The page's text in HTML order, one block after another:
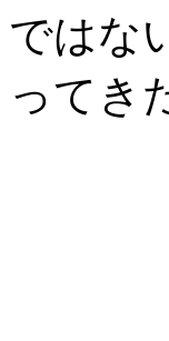
ではな
ってき